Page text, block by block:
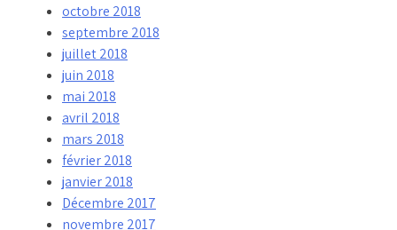
octobre 2018
septembre 2018
juillet 2018
juin 2018
mai 2018
avril 2018
mars 2018
février 2018
janvier 2018
Décembre 2017
novembre 2017